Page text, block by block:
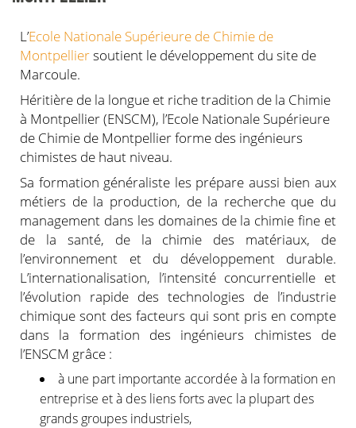
L’Ecole Nationale Supérieure de Chimie de
Montpelliersoutient le développement du site de
Marcoule.
Héritière de la longue et riche tradition de la Chimie
à Montpellier (ENSCM), l’Ecole Nationale Supérieure
de Chimie de Montpellier forme des ingénieurs
chimistes de haut niveau.
Sa formation généraliste les prépare aussi bien aux
métiers de la production, de la recherche que du
management dans les domaines de la chimie fine et
de la santé, de la chimie des matériaux, de
l’environnement et du développement durable.
L’internationalisation, l’intensité concurrentielle et
l’évolution rapide des technologies de l’industrie
chimique sont des facteurs qui sont pris en compte
dans la formation des ingénieurs chimistes de
l’ENSCM grâce :
à une part importante accordée à la formation en
entreprise et à des liens forts avec la plupart des
grands groupes industriels,